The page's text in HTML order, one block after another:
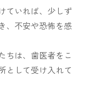
ていれば、少しず
、不安や恐怖を感
ちは、歯医者をこ
として受け入れて